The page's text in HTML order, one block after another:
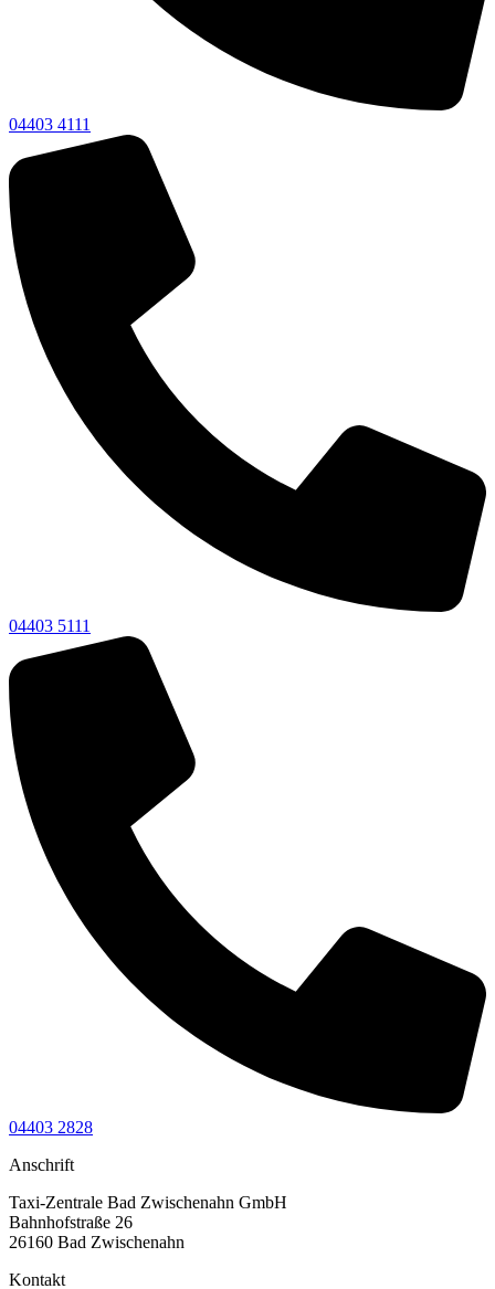
04403 4111
04403 5111
04403 2828
Anschrift
Taxi-Zentrale Bad Zwischenahn GmbH
Bahnhofstraße 26
26160 Bad Zwischenahn
Kontakt